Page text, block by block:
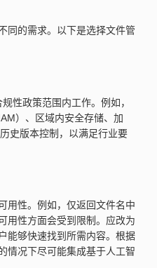
同的需求。以下是选择文件管
性政策范围内工作。例如，
）、区域内安全存储、加
史版本控制，以满足行业要
用性。例如，仅返回文件名中
用性方面会受到限制。应改为
能够快速找到所需内容。根据
情况下尽可能集成基于人工智